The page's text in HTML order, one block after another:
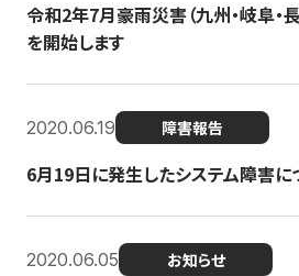
令和2年7月豪雨災害（九州・岐阜・
を開始します
2020.06.19 障害報告
6月19日に発生したシステム障害に
2020.06.05 お知らせ